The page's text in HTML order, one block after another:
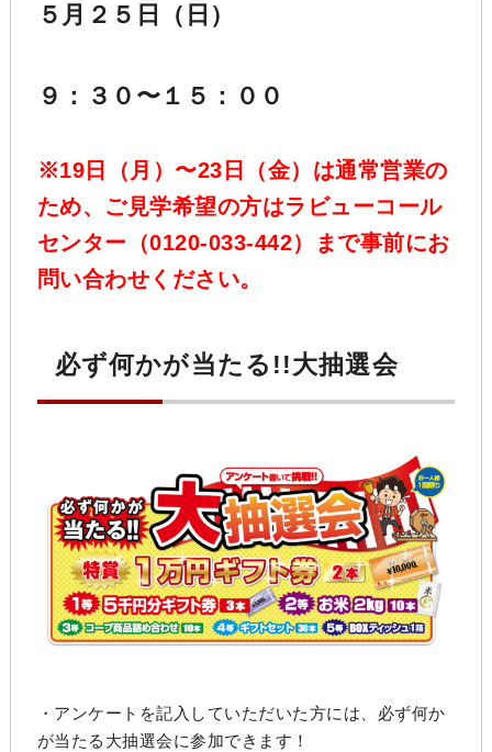
５月２５日（日）
９：３０〜１５：００
※19日（月）〜23日（金）は通常営業の
ため、ご見学希望の方はラビューコール
センター （0120-033-442）
まで事前にお
問い合わせください。
必ず何かが当たる!!大抽選会
・アンケートを記入していただいた方には、必ず何か
が当たる大抽選会に参加できます！